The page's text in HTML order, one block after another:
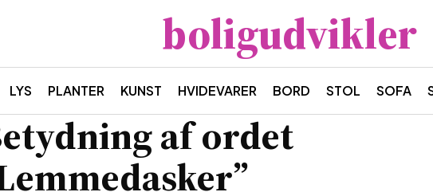
boligudvikler
LYS PLANTER KUNST HVIDEVARER BORD STOL SOFA
af ordet